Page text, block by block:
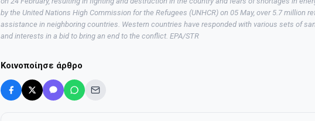
by the United Nations High Commission for the Refugees (UNHCR) on 05 May, over 5.7 million
assistance in neighboring countries. Western countries have responded with various sets of
and interests in a bid to bring an end to the conflict. EPA/STR
Κοινοποίησε άρθρο